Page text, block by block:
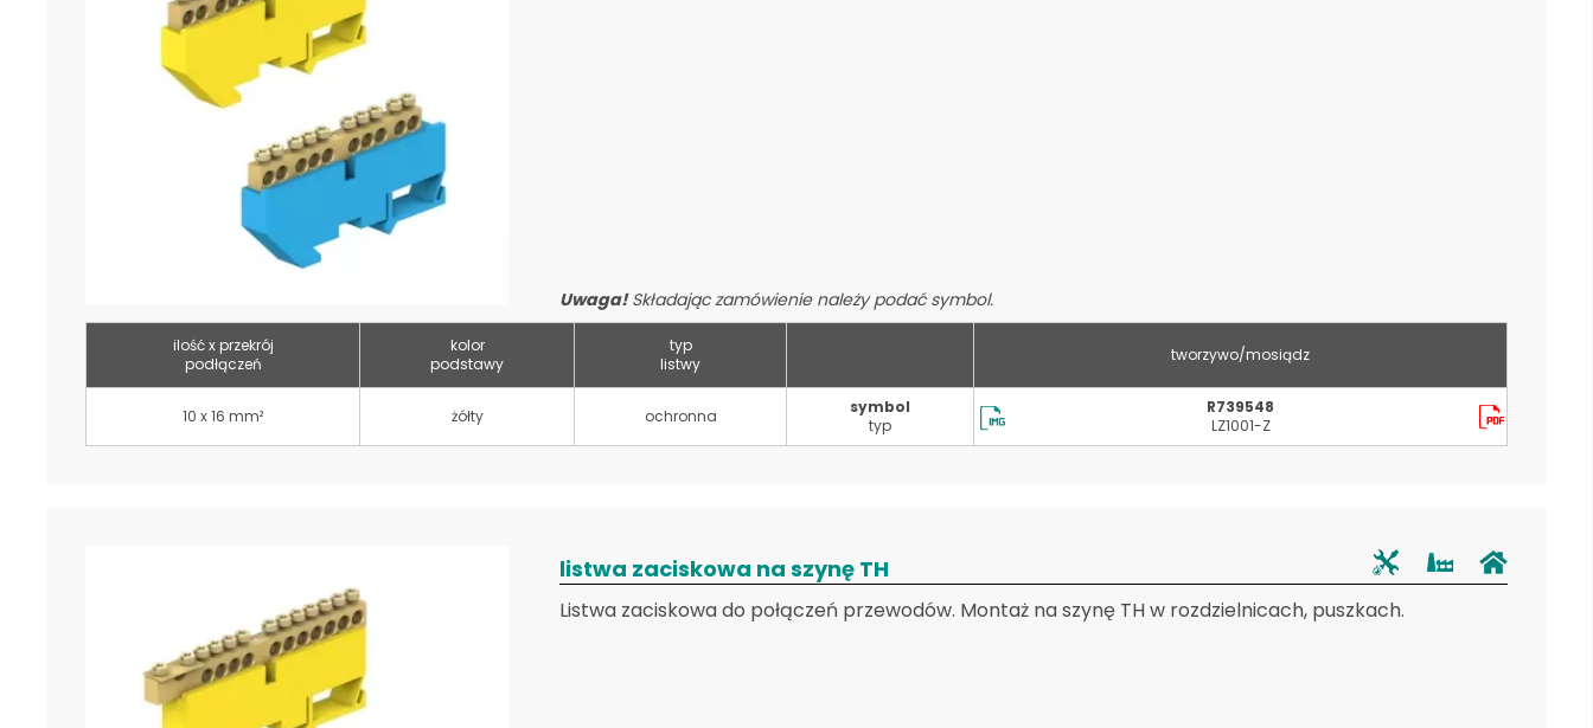
Uwaga!Składając zamówienie należy podać symbol.
ilość x przekrój
podłączeń
kolor
podstawy
typ
listwy
tworzywo/mosiądz
10 x 16 mm² żółty ochronna
symbol
typ
R739548
LZ1001-Z
listwa zaciskowa na szynę TH
Listwa zaciskowa do połączeń przewodów. Montaż na szynę TH w rozdzielnicach, puszkach.